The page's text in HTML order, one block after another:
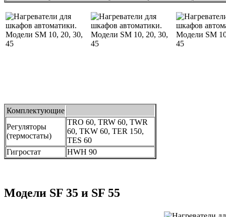
Комплектующие
Регуляторы
(термостаты)
TRO 60, TRW 60, TWR
60, TKW 60, TER 150,
TES 60
Гигростат
HWH 90
Модели SF 35 и SF 55